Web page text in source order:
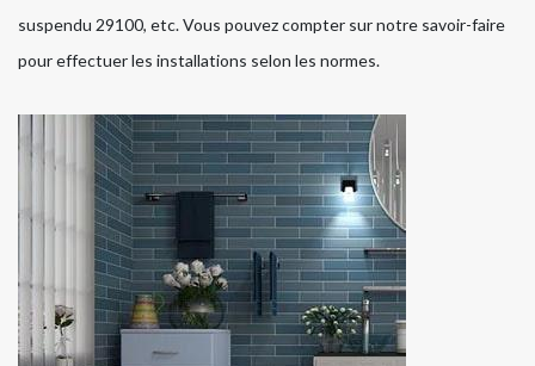
suspendu 29100, etc. Vous pouvez compter sur notre savoir-faire
pour effectuer les installations selon les normes.